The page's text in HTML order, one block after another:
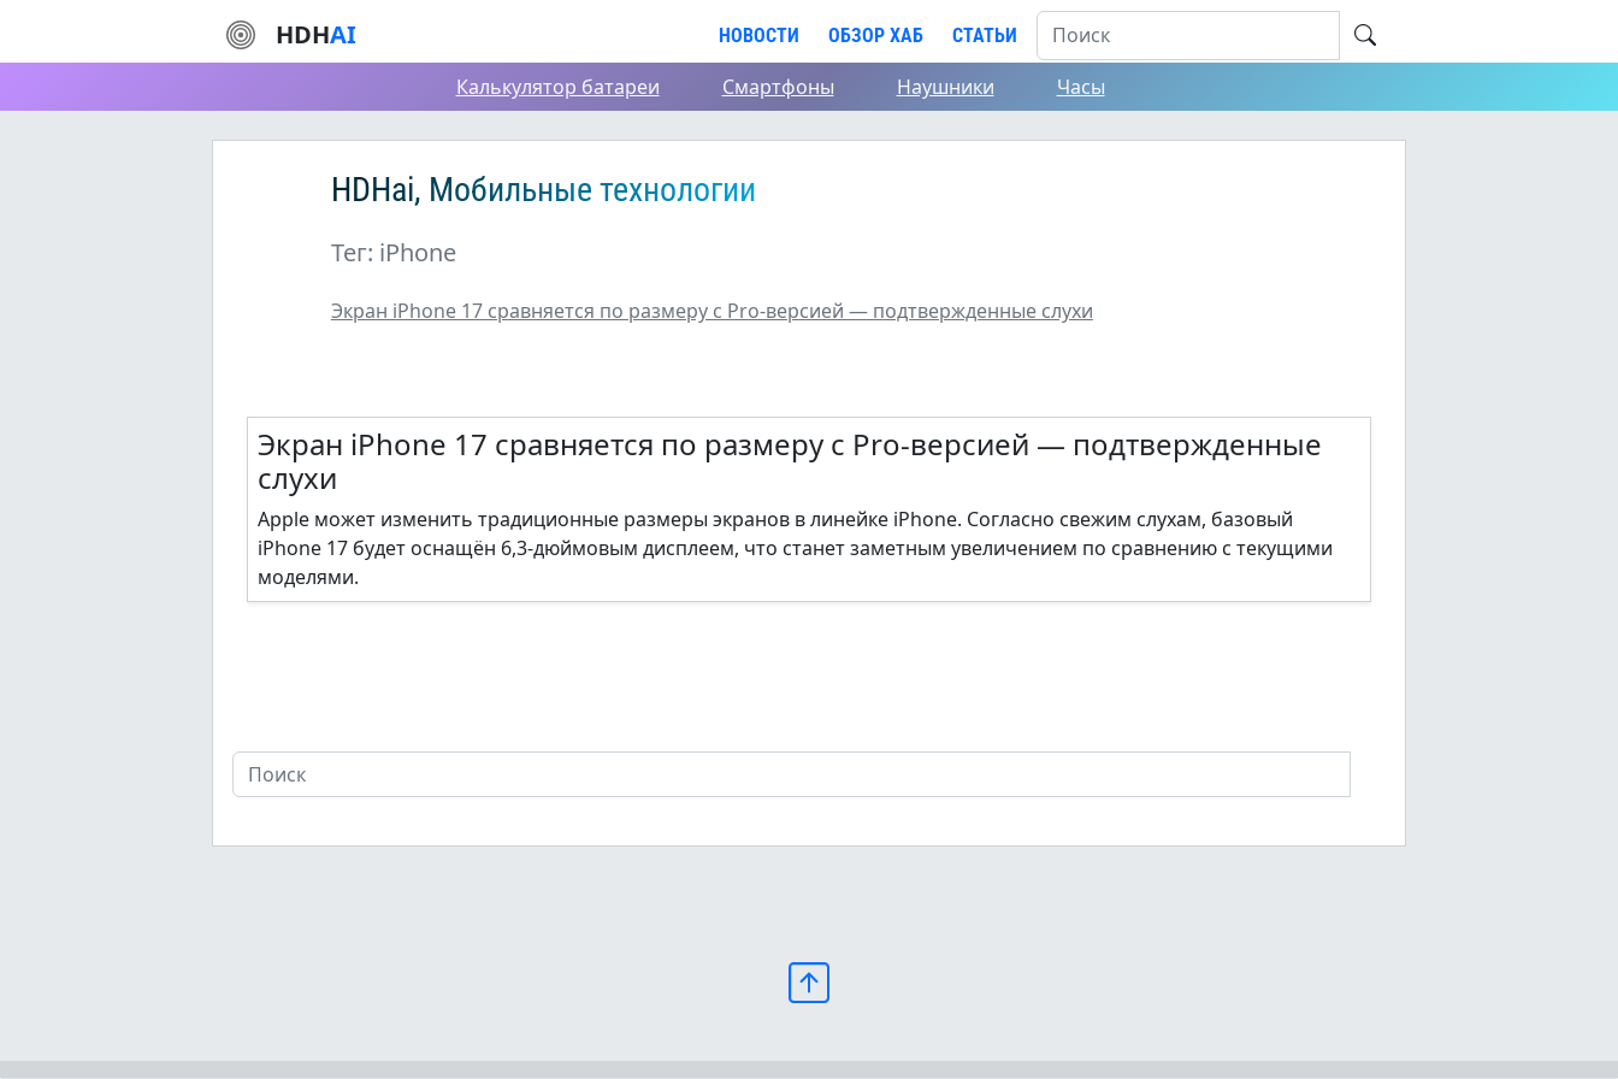
HDHAI НОВОСТИ ОБЗОР ХАБ СТАТЬИ
Калькулятор батареи Смартфоны Наушники Часы
HDHai, Мобильные технологии
Тег: iPhone
Экран iPhone 17 сравняется по размеру с Pro-версией — подтвержденные слухи
Экран iPhone 17 сравняется по размеру с Pro-версией — подтвержденные
слухи
Apple может изменить традиционные размеры экранов в линейке iPhone. Согласно свежим слухам, базовый
iPhone 17 будет оснащён 6,3-дюймовым дисплеем, что станет заметным увеличением по сравнению с текущими
моделями.